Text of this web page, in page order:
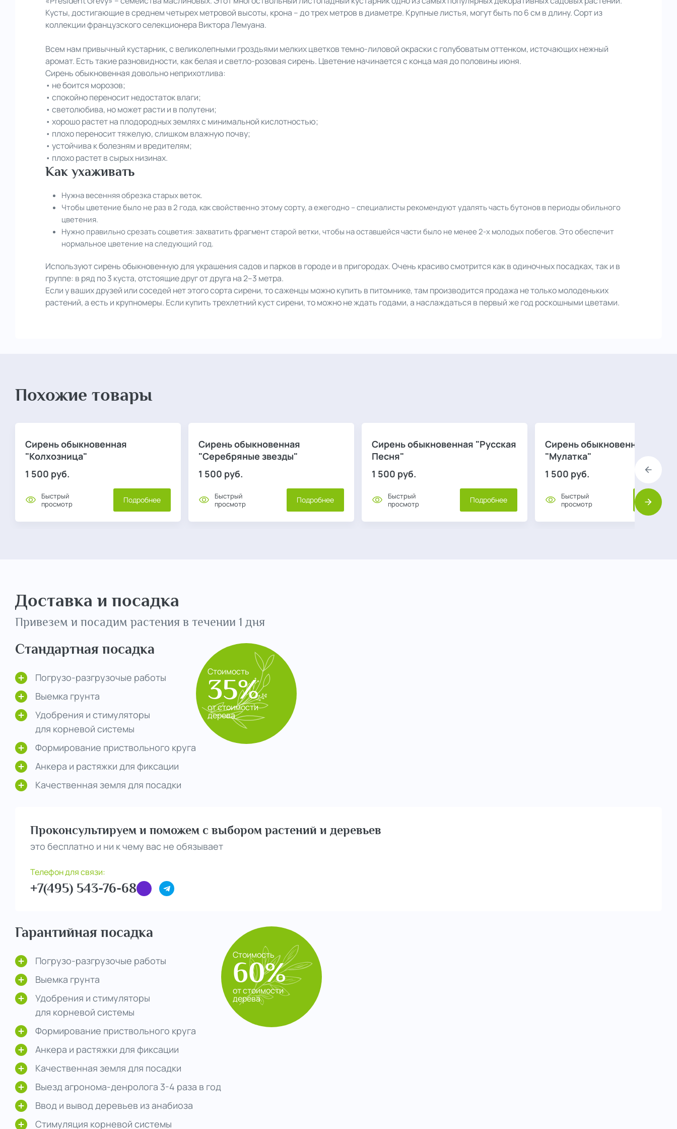
Кусты, достигающие в среднем четырех метровой высоты, крона – до трех метров в диаметре. Крупные листья, могут быть по 6 см в длину. Сорт из
коллекции французского селекционера Виктора Лемуана.
Всем нам привычный кустарник, с великолепными гроздьями мелких цветков темно-лиловой окраски с голубоватым оттенком, источающих нежный
аромат. Есть такие разновидности, как белая и светло-розовая сирень. Цветение начинается с конца мая до половины июня.
Сирень обыкновенная довольно неприхотлива:
• не боится морозов;
• спокойно переносит недостаток влаги;
• светолюбива, но может расти и в полутени;
• хорошо растет на плодородных землях с минимальной кислотностью;
• плохо переносит тяжелую, слишком влажную почву;
• устойчива к болезням и вредителям;
• плохо растет в сырых низинах.
Как ухаживать
Нужна весенняя обрезка старых веток.
Чтобы цветение было не раз в 2 года, как свойственно этому сорту, а ежегодно – специалисты рекомендуют удалять часть бутонов в периоды обильного
цветения.
Нужно правильно срезать соцветия: захватить фрагмент старой ветки, чтобы на оставшейся части было не менее 2-х молодых побегов. Это обеспечит
нормальное цветение на следующий год.
Используют сирень обыкновенную для украшения садов и парков в городе и в пригородах. Очень красиво смотрится как в одиночных посадках, так и в
группе: в ряд по 3 куста, отстоящие друг от друга на 2–3 метра.
Если у ваших друзей или соседей нет этого сорта сирени, то саженцы можно купить в питомнике, там производится продажа не только молоденьких
растений, а есть и крупномеры. Если купить трехлетний куст сирени, то можно не ждать годами, а наслаждаться в первый же год роскошными цветами.
Похожие товары
Сирень обыкновенная
"Колхозница"
1 500 руб.
Быстрый
просмотр
Подробнее
Сирень обыкновенная
"Серебряные звезды"
1 500 руб.
Быстрый
просмотр
Подробнее
Сирень обыкновенная "Русская
Песня"
1 500 руб.
Быстрый
просмотр
Подробнее
Сирень обыкновенная
"Мулатка"
1 500 руб.
Быстрый
просмотр
Назад
Вперед
Доставка и посадка
Привезем и посадим растения в течении 1 дня
Стандартная посадка
Погрузо-разгрузочые работы
Выемка грунта
Удобрения и стимуляторы
для корневой системы
Формирование приствольного круга
Анкера и растяжки для фиксации
Качественная земля для посадки
Стоимость
35%
от стоимости
дерева
Проконсультируем и поможем с выбором растений и деревьев
это бесплатно и ни к чему вас не обязывает
Телефон для связи:
+7(495) 543-76-68
Гарантийная посадка
Погрузо-разгрузочые работы
Выемка грунта
Удобрения и стимуляторы
для корневой системы
Формирование приствольного круга
Анкера и растяжки для фиксации
Качественная земля для посадки
Выезд агронома-денролога 3-4 раза в год
Ввод и вывод деревьев из анабиоза
Стимуляция корневой системы
Стоимость
60%
от стоимости
дерева